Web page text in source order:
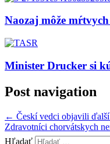
Naozaj môže
Minister Drucker si
Post navigation
← Českí vedci objavili ďalší
Zdravotníci chorvátskych
Hľadať